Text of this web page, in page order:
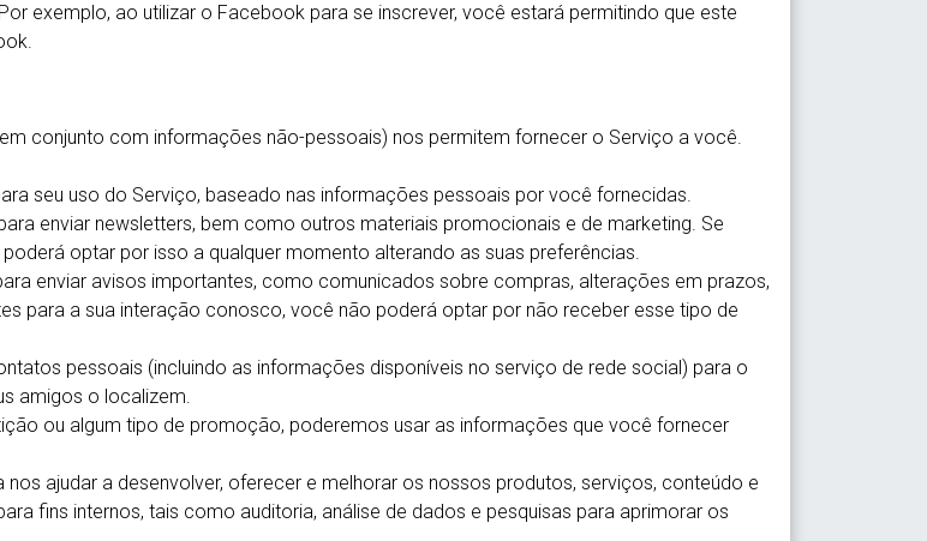
exemplo, ao utilizar o Facebook para se inscrever, você estará permitindo que este
conjunto com informações não-pessoais) nos permitem fornecer o Serviço a você.
seu uso do Serviço, baseado nas informações pessoais por você fornecidas.
enviar newsletters, bem como outros materiais promocionais e de marketing. Se
optar por isso a qualquer momento alterando as suas preferências.
enviar avisos importantes, como comunicados sobre compras, alterações em prazos,
para a sua interação conosco, você não poderá optar por não receber esse tipo de
pessoais (incluindo as informações disponíveis no serviço de rede social) para o
amigos o localizem.
ou algum tipo de promoção, poderemos usar as informações que você fornecer
ajudar a desenvolver, oferecer e melhorar os nossos produtos, serviços, conteúdo e
fins internos, tais como auditoria, análise de dados e pesquisas para aprimorar os